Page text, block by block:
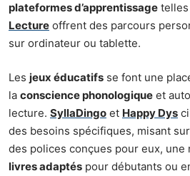
plateformes d’apprentissage
Lecture offrent des parcours
sur ordinateur ou tablette.
Les jeux éducatifs se font une
la conscience phonologique et
lecture. SyllaDingo et Happy Dys
des besoins spécifiques, misant
des polices conçues pour eux, une
livres adaptés pour débutants ou